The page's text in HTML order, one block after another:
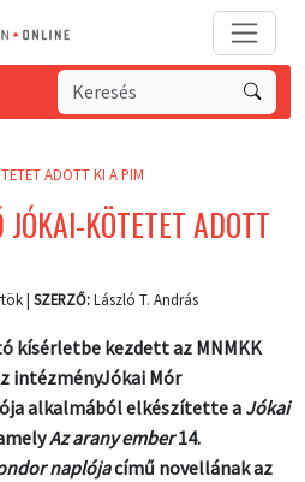
ADOTT KI A PIM
KÖTETET ADOTT
| SZERZŐ:László T. András
kísérletbe kezdett az MNMKK
intézményJókai Mór
alkalmából elkészítette a Jókai
Az arany ember14.
naplójacímű novellának az